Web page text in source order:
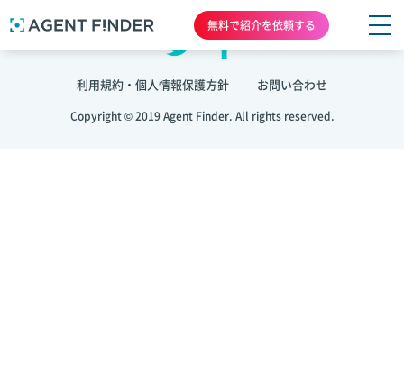
無料で紹介を依頼する
利用規約・個人情報保護方針 お問い合わせ
Copyright © 2019 Agent Finder. All rights reserved.